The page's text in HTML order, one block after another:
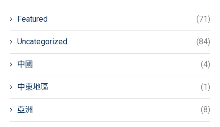
Featured (71)
Uncategorized (84)
中國 (4)
中東地區 (1)
亞洲 (8)